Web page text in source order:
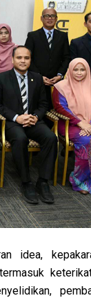
idea,